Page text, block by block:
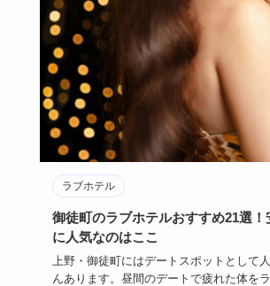
ラブホテル
御徒町のラブホテルおすすめ21選
に人気なのはここ
上野・御徒町にはデートスポットとして
んあります。昼間のデートで疲れた体を